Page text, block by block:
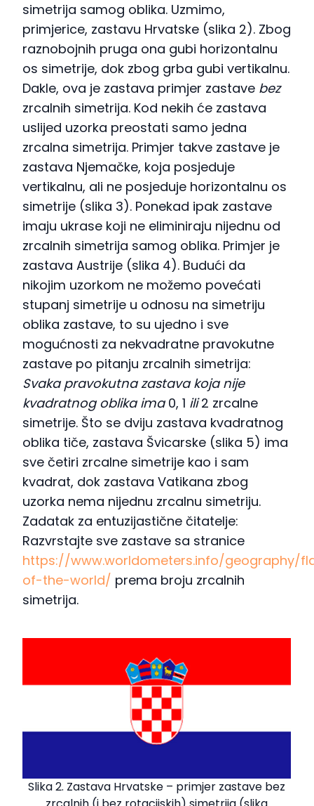
simetrija samog oblika. Uzmimo,
primjerice, zastavu Hrvatske (slika 2). Zbog
raznobojnih pruga ona gubi horizontalnu
os simetrije, dok zbog grba gubi vertikalnu.
Dakle, ova je zastava primjer zastave bez
zrcalnih simetrija. Kod nekih će zastava
uslijed uzorka preostati samo jedna
zrcalna simetrija. Primjer takve zastave je
zastava Njemačke, koja posjeduje
vertikalnu, ali ne posjeduje horizontalnu os
simetrije (slika 3). Ponekad ipak zastave
imaju ukrase koji ne eliminiraju nijednu od
zrcalnih simetrija samog oblika. Primjer je
zastava Austrije (slika 4). Budući da
nikojim uzorkom ne možemo povećati
stupanj simetrije u odnosu na simetriju
oblika zastave, to su ujedno i sve
mogućnosti za nekvadratne pravokutne
zastave po pitanju zrcalnih simetrija:
Svaka pravokutna zastava koja nije
kvadratnog oblika ima0, 1 ili2 zrcalne
simetrije. Što se dviju zastava kvadratnog
oblika tiče, zastava Švicarske (slika 5) ima
sve četiri zrcalne simetrije kao i sam
kvadrat, dok zastava Vatikana zbog
uzorka nema nijednu zrcalnu simetriju.
Zadatak za entuzijastične čitatelje:
Razvrstajte sve zastave sa stranice
https://www.worldometers.info/geography/
of-the-world/ prema broju zrcalnih
simetrija.
Slika 2. Zastava Hrvatske – primjer zastave bez